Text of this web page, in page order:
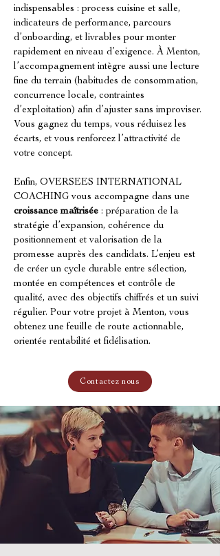
indispensables : process cuisine et salle,
indicateurs de performance, parcours
d’onboarding, et livrables pour monter
rapidement en niveau d’exigence. À Menton,
l’accompagnement intègre aussi une lecture
fine du terrain (habitudes de consommation,
concurrence locale, contraintes
d’exploitation) afin d’ajuster sans improviser.
Vous gagnez du temps, vous réduisez les
écarts, et vous renforcez l’attractivité de
votre concept.
Enfin, OVERSEES INTERNATIONAL
COACHING vous accompagne dans une
croissance maîtrisée : préparation de la
stratégie d’expansion, cohérence du
positionnement et valorisation de la
promesse auprès des candidats. L’enjeu est
de créer un cycle durable entre sélection,
montée en compétences et contrôle de
qualité, avec des objectifs chiffrés et un suivi
régulier. Pour votre projet à Menton, vous
obtenez une feuille de route actionnable,
orientée rentabilité et fidélisation.
Contactez nous